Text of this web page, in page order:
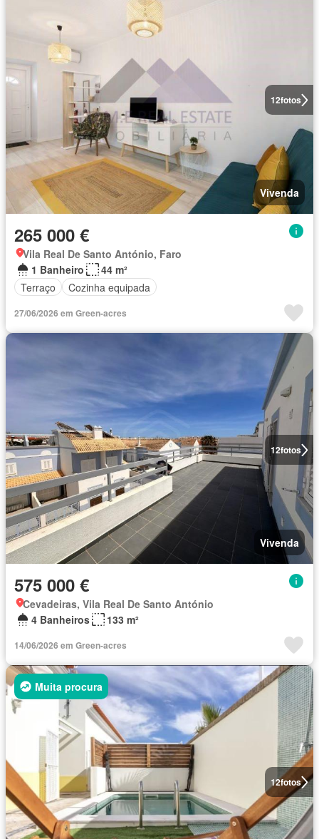
12fotos
Vivenda
265 000 €
Vila Real De Santo António, Faro
1 Banheiro
44 m²
Terraço
Cozinha equipada
27/06/2026 em Green-acres
12fotos
Vivenda
575 000 €
Cevadeiras, Vila Real De Santo António
4 Banheiros
133 m²
14/06/2026 em Green-acres
12fotos
Muita procura